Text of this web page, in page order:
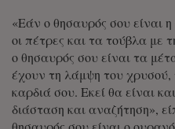
«Εάν ο θησαυρός σου είναι
οι πέτρες και τα τούβλα με
ο θησαυρός σου είναι τα
έχουν τη λάμψη του χρυσού,
καρδιά σου. Εκεί θα είναι
διάσταση και αναζήτηση»,